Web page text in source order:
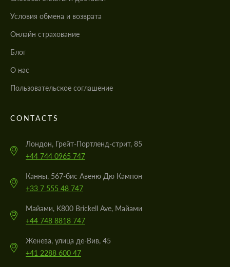
Условия обмена и возврата
Онлайн страхование
Блог
О нас
Пользовательское соглашение
CONTACTS
Лондон, Грейт-Портленд-стрит, 85
+44 744 0965 747
Канны, 567-бис Авеню Дю Кампон
+33 7 555 48 747
Майами, K800 Brickell Ave, Майами
+44 748 8818 747
Женева, улица де-Вив, 45
+41 2288 600 47